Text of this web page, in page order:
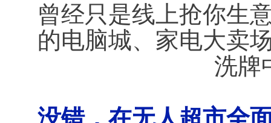
曾经只是线上抢你生
的电脑城、家电大卖
洗牌
没错，在无人超市全